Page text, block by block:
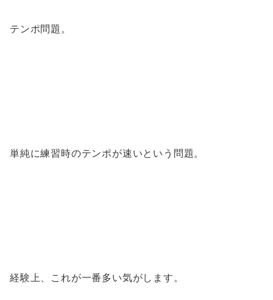
テンポ問題。
単純に練習時のテンポが速いという問題。
経験上、これが一番多い気がします。